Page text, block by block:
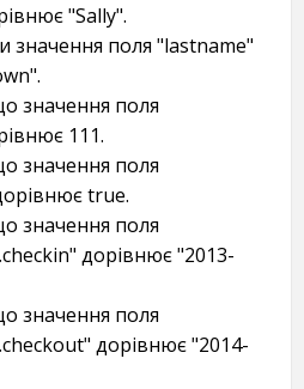
"Sally".
значення поля "lastname"
значення поля
111.
значення поля
true.
значення поля
дорівнює "2013-
значення поля
дорівнює "2014-